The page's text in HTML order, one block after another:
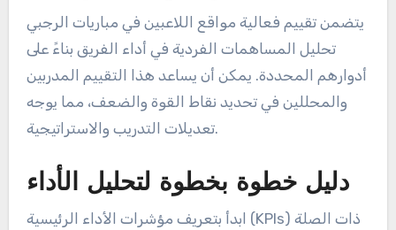
يتضمن تقييم فعالية مواقع اللاعبين في مباريات الرجبي
تحليل المساهمات الفردية في أداء الفريق بناءً على
أدوارهم المحددة. يمكن أن يساعد هذا التقييم المدربين
والمحللين في تحديد نقاط القوة والضعف، مما يوجه
تعديلات التدريب والاستراتيجية.
دليل خطوة بخطوة لتحليل الأداء
ابدأ بتعريف مؤشرات الأداء الرئيسية (KPIs) ذات الصلة